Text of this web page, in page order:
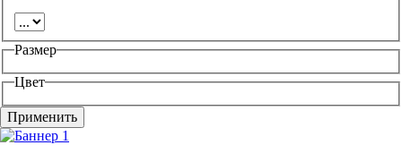
Размер
Цвет